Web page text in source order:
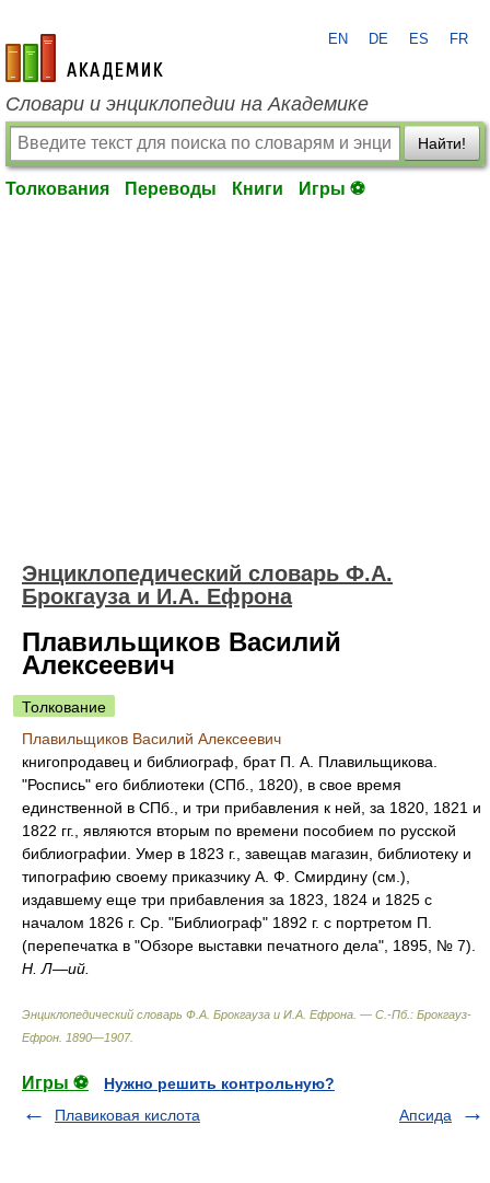
academic.ru
EN DE ES FR
Словари и энциклопедии на Академике
Найти!
Толкования Переводы Книги Игры ⚽
Энциклопедический словарь Ф.А.
Брокгауза и И.А. Ефрона
Плавильщиков Василий
Алексеевич
Толкование
Плавильщиков Василий Алексеевич
книгопродавец и библиограф, брат П. А. Плавильщикова.
"Роспись" его библиотеки (СПб., 1820), в свое время
единственной в СПб., и три прибавления к ней, за 1820, 1821 и
1822 гг., являются вторым по времени пособием по русской
библиографии. Умер в 1823 г., завещав магазин, библиотеку и
типографию своему приказчику А. Ф. Смирдину (см.),
издавшему еще три прибавления за 1823, 1824 и 1825 с
началом 1826 г. Ср. "Библиограф" 1892 г. с портретом П.
(перепечатка в "Обзоре выставки печатного дела", 1895, № 7).
Н. Л—ий.
Энциклопедический словарь Ф.А. Брокгауза и И.А. Ефрона. — С.-Пб.: Брокгауз-
Ефрон 1890—1907.
Игры ⚽
Нужно решить контрольную?
Плавиковая кислота
Апсида